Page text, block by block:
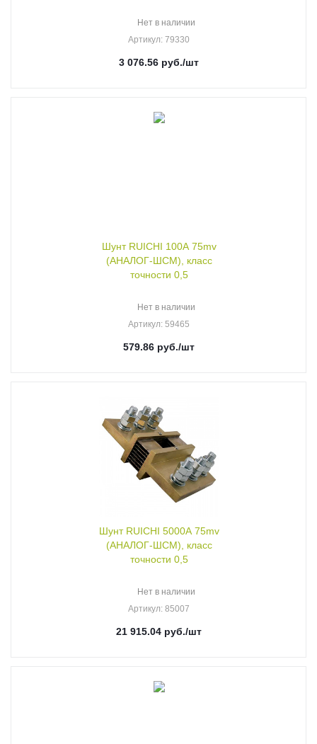
Нет в наличии
Артикул: 79330
3 076.56 руб./шт
Шунт RUICHI 100А 75mv
(АНАЛОГ-ШСМ), класс
точности 0,5
Нет в наличии
Артикул: 59465
579.86 руб./шт
Шунт RUICHI 5000А 75mv
(АНАЛОГ-ШСМ), класс
точности 0,5
Нет в наличии
Артикул: 85007
21 915.04 руб./шт